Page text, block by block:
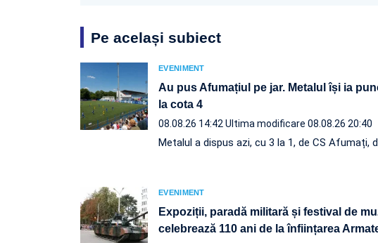
Pe același subiect
EVENIMENT
Au pus Afumațiul pe jar. Metalul își ia
la cota 4
08.08.26 14:42 Ultima modificare 08.08.26 20:40
Metalul a dispus azi, cu 3 la 1, de CS Afumați,
EVENIMENT
Expoziții, paradă militară și festival de
celebrează 110 ani de la înființarea